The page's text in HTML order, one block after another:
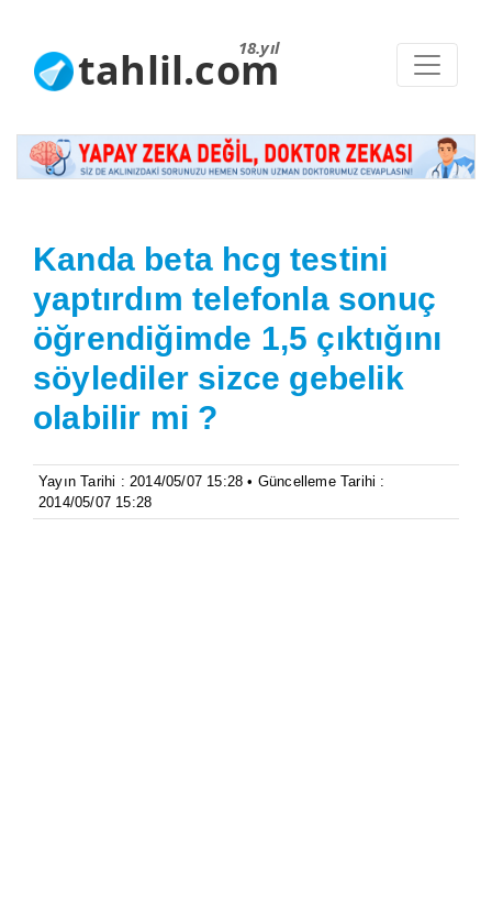
18.yıl
tahlil.com
Kanda beta hcg testini
yaptırdım telefonla sonuç
öğrendiğimde 1,5 çıktığını
söylediler sizce gebelik
olabilir mi ?
Yayın Tarihi : 2014/05/07 15:28 • Güncelleme Tarihi :
2014/05/07 15:28